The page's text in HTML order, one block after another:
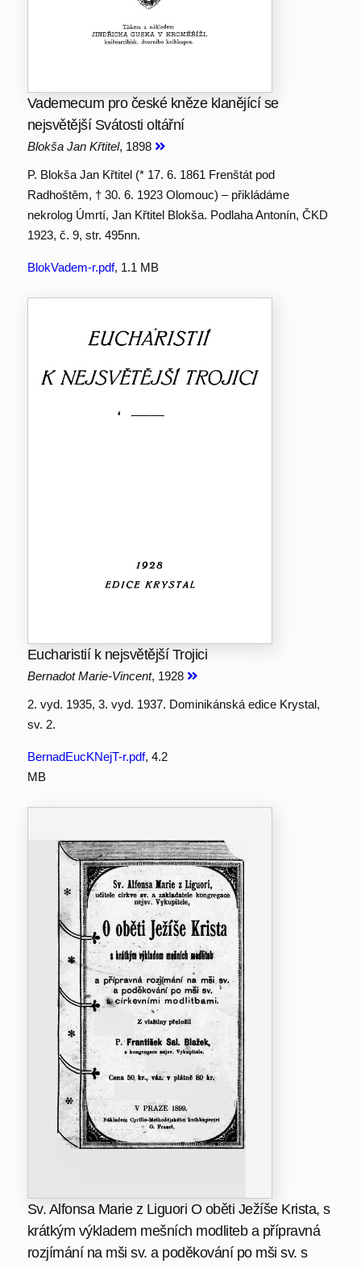
Vademecum pro české kněze klanějící se
nejsvětější Svátosti oltářní
Blokša Jan Křtitel, 1898
P. Blokša Jan Křtitel (* 17. 6. 1861 Frenštát pod
Radhoštěm, † 30. 6. 1923 Olomouc) – přikládáme
nekrolog Úmrtí, Jan Křtitel Blokša. Podlaha Antonín, ČKD
1923, č. 9, str. 495nn.
BlokVadem-r.pdf, 1.1 MB
Eucharistií k nejsvětější Trojici
Bernadot Marie-Vincent, 1928
2. vyd. 1935, 3. vyd. 1937. Dominikánská edice Krystal,
sv. 2.
BernadEucKNejT-r.pdf, 4.2
MB
Sv. Alfonsa Marie z Liguori O oběti Ježíše Krista, s
krátkým výkladem mešních modliteb a přípravná
rozjímání na mši sv. a poděkování po mši sv. s